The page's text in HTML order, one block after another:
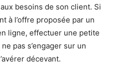
besoins de son client. Si
à l’offre proposée par un
ligne, effectuer une petite
pas s’engager sur un
décevant.